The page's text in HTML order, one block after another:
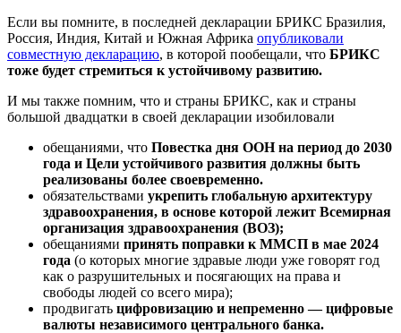
Если вы помните, в последней декларации БРИКС Бразилия,
Россия, Индия, Китай и Южная Африка опубликовали
совместную декларацию, в которой пообещали, что БРИКС
тоже будет стремиться к устойчивому развитию.
И мы также помним, что и страны БРИКС, как и страны
большой двадцатки в своей декларации изобиловали
обещаниями, что Повестка дня ООН на период до 2030
года и Цели устойчивого развития должны быть
реализованы более своевременно.
обязательствами укрепить глобальную архитектуру
здравоохранения, в основе которой лежит Всемирная
организация здравоохранения (ВОЗ);
обещаниями принять поправки к ММСП в мае 2024
года (о которых многие здравые люди уже говорят год
как о разрушительных и посягающих на права и
свободы людей со всего мира);
продвигать цифровизацию и непременно — цифровые
валюты независимого центрального банка.